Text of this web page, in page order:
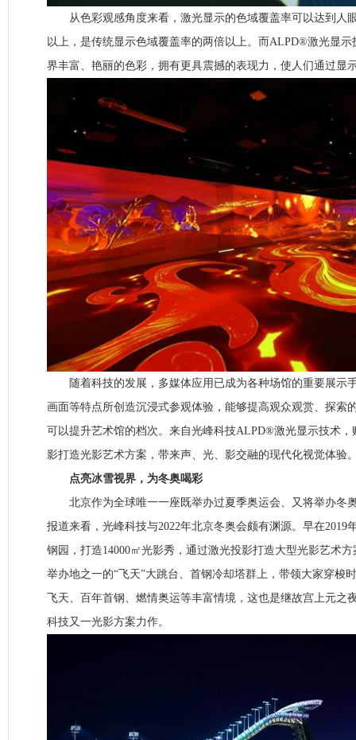
从色彩观感角度来看，激光显示的色域覆盖率可以达到人
以上，是传统显示色域覆盖率的两倍以上。而ALPD®激光显
界丰富、艳丽的色彩，拥有更具震撼的表现力，使人们通过显
随着科技的发展，多媒体应用已成为各种场馆的重要展示
画面等特点所创造沉浸式参观体验，能够提高观众观赏、探索
可以提升艺术馆的档次。来自光峰科技ALPD®激光显示技术
影打造光影艺术方案，带来声、光、影交融的现代化视觉体验
点亮冰雪视界，为冬奥喝彩
北京作为全球唯一一座既举办过夏季奥运会、又将举办冬
报道来看，光峰科技与2022年北京冬奥会颇有渊源。早在2019
钢园，打造14000㎡光影秀，通过激光投影打造大型光影艺术
举办地之一的“飞天”大跳台、首钢冷却塔群上，带领大家穿梭
飞天、百年首钢、燃情奥运等丰富情境，这也是继故宫上元之
科技又一光影方案力作。